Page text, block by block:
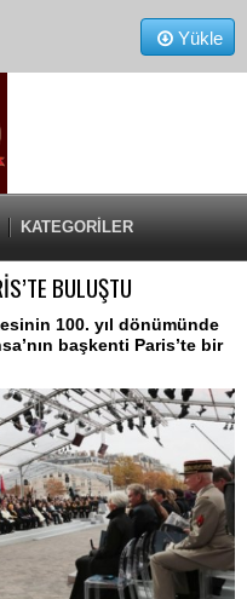
Yükle
KATEGORİLER
BULUŞTU
100. yıl dönümünde
başkenti Paris’te bir